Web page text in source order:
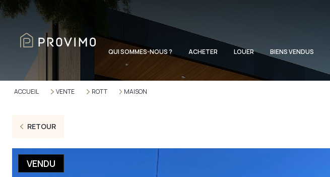
QUI SOMMES-NOUS ? ACHETER LOUER BIENS VENDUS
ACCUEIL VENTE ROTT MAISON
RETOUR
VENDU